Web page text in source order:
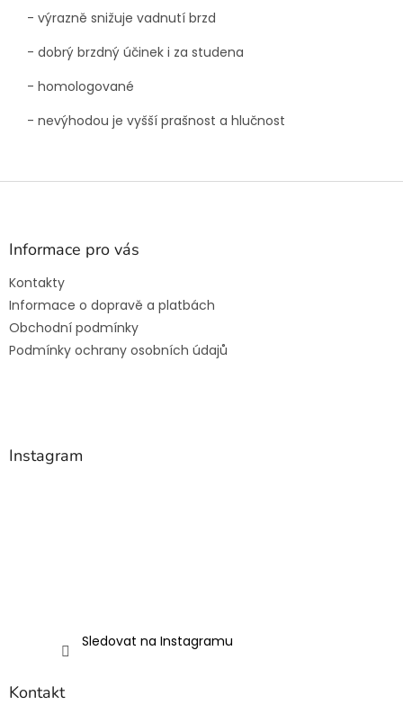
- výrazně snižuje vadnutí brzd
- dobrý brzdný účinek i za studena
- homologované
- nevýhodou je vyšší prašnost a hlučnost
Z
Informace pro vás
Kontakty
Informace o dopravě a platbách
Obchodní podmínky
Podmínky ochrany osobních údajů
Instagram
Sledovat na Instagramu
Kontakt